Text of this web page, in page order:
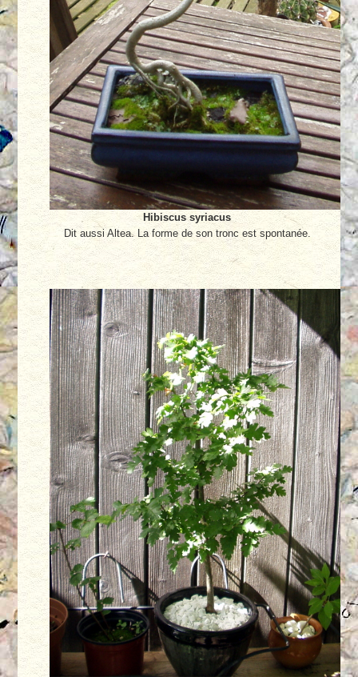
Hibiscus syriacus
Dit aussi Altea. La forme de son tronc est spontanée.